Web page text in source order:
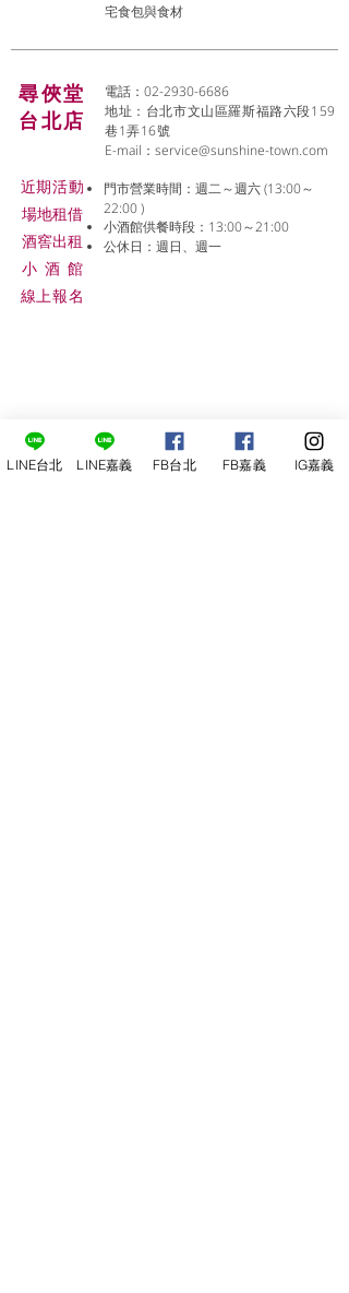
宅食包與食材
尋俠堂
台北店
電話：02-2930-6686
地址：台北市文山區羅斯福路六段159
巷1弄16號
E-mail： service@sunshine-town.com
近期活動
場地租借
​酒窖出租
小酒 館
線上報名
門市營業時間：週二～週六 (13:00～
22:00 )
小酒館供餐時段：13:00～21:00
公休日：週日、週一
LINE台北 LINE嘉義 FB台北 FB嘉義 IG嘉義